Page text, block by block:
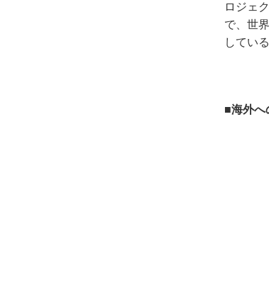
ロジェ
で、世
している
■海外へ